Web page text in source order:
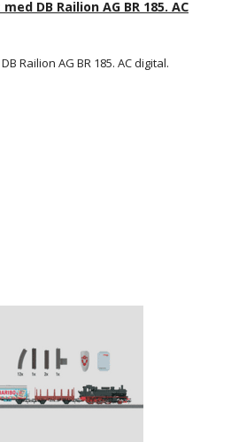
DB Railion AG BR 185. AC
Railion AG BR 185. AC digital.